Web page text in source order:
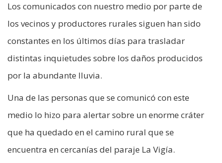
Los comunicados con nuestro medio por parte de
los vecinos y productores rurales siguen han sido
constantes en los últimos días para trasladar
distintas inquietudes sobre los daños producidos
por la abundante lluvia.
Una de las personas que se comunicó con este
medio lo hizo para alertar sobre un enorme cráter
que ha quedado en el camino rural que se
encuentra en cercanías del paraje La Vigía.